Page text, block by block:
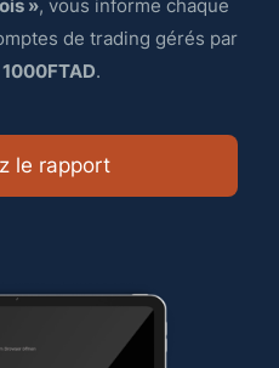
», vous informe chaque
de trading gérés par
1000FTAD.
le rapport